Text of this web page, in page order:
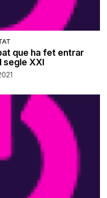
que ha fet entrar
segle XXI